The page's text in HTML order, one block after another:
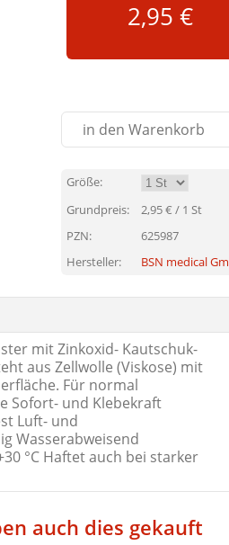
2,95 €
in den Warenkorb
Größe:
Grundpreis:
2,95€ / 1 St
PZN:
625987
Hersteller:
BSN medical
mit Zinkoxid- Kautschuk-
aus Zellwolle (Viskose) mit
Für normal
Sofort- und Klebekraft
Luft- und
Wasserabweisend
°C Haftet auch bei starker
auch dies gekauft